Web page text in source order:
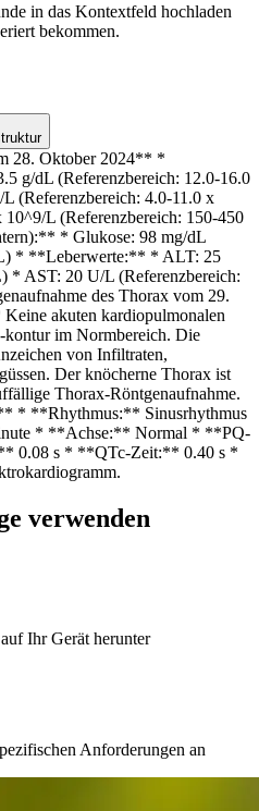
in das Kontextfeld hochladen
bekommen.
28. Oktober 2024** *
g/dL (Referenzbereich: 12.0-16.0
(Referenzbereich: 4.0-11.0 x
L (Referenzbereich: 150-450
* Glukose: 98 mg/dL
* **Leberwerte:** * ALT: 25
* AST: 20 U/L (Referenzbereich:
des Thorax vom 29.
akuten kardiopulmonalen
im Normbereich. Die
von Infiltraten,
Der knöcherne Thorax ist
Thorax-Röntgenaufnahme.
* **Rhythmus:** Sinusrhythmus
* **Achse:** Normal * **PQ-
0.08 s * **QTc-Zeit:** 0.40 s *
verwenden
Ihr Gerät herunter
Anforderungen an